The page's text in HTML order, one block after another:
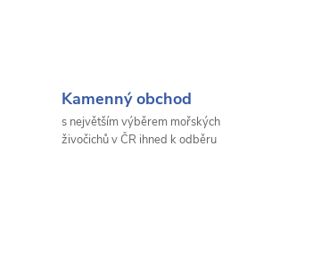
Kamenný obchod
s největším výběrem mořských
živočichů v ČR ihned k odběru